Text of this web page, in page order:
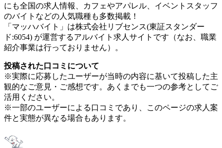
にも全国の求人情報、カフェやアパレル、イベントスタッフ
のバイトなどの人気職種も多数掲載！
「マッハバイト」は株式会社リブセンス(東証スタンダー
ド:6054) が運営するアルバイト求人サイトです（なお、職業
紹介事業は行っておりません）。
投稿された口コミについて
※実際に応募したユーザーが当時の内容に基いて投稿した主
観的なご意見・ご感想です。あくまでも一つの参考としてご
活用ください。
※一部のユーザーによる口コミであり、このページの求人案
件と実態が異なる場合もあります。